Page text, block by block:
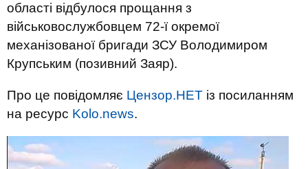
області відбулося прощання з
військовослужбовцем 72-ї окремої
механізованої бригади ЗСУ Володимиром
Крупським (позивний Заяр).
Про це повідомляє Цензор.НЕТ із посиланням
на ресурс Kolo.news.